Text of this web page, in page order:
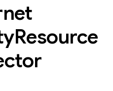
Resource